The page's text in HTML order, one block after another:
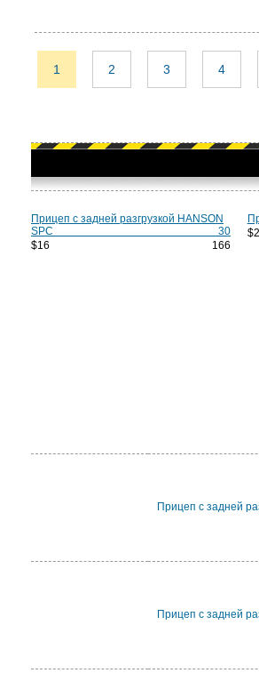
1 2 3 4
Прицеп с задней разгрузкой HANSON
SPC 30
$16 166
Прицеп с задней
Прицеп с задней